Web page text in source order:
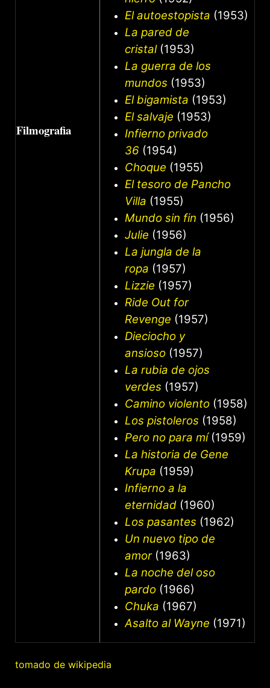
Filmografia
El autoestopista (1953)
La pared de
cristal(1953)
La guerra de los
mundos (1953)
El bigamista (1953)
El salvaje (1953)
Infierno privado
36 (1954)
Choque (1955)
El tesoro de Pancho
Villa (1955)
Mundo sin fin (1956)
Julie (1956)
La jungla de la
ropa (1957)
Lizzie (1957)
Ride Out for
Revenge (1957)
Dieciocho y
ansioso (1957)
La rubia de ojos
verdes (1957)
Camino violento (1958)
Los pistoleros (1958)
Pero no para mí(1959)
La historia de Gene
Krupa (1959)
Infierno a la
eternidad (1960)
Los pasantes (1962)
Un nuevo tipo de
amor(1963)
La noche del oso
pardo (1966)
Chuka (1967)
Asalto al Wayne (1971)
tomado de wikipedia